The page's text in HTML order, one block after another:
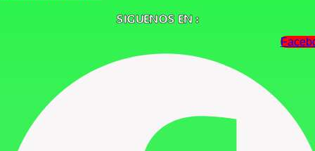
SIGUENOS EN :